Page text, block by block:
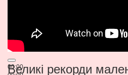
00:00
Великі рекорди